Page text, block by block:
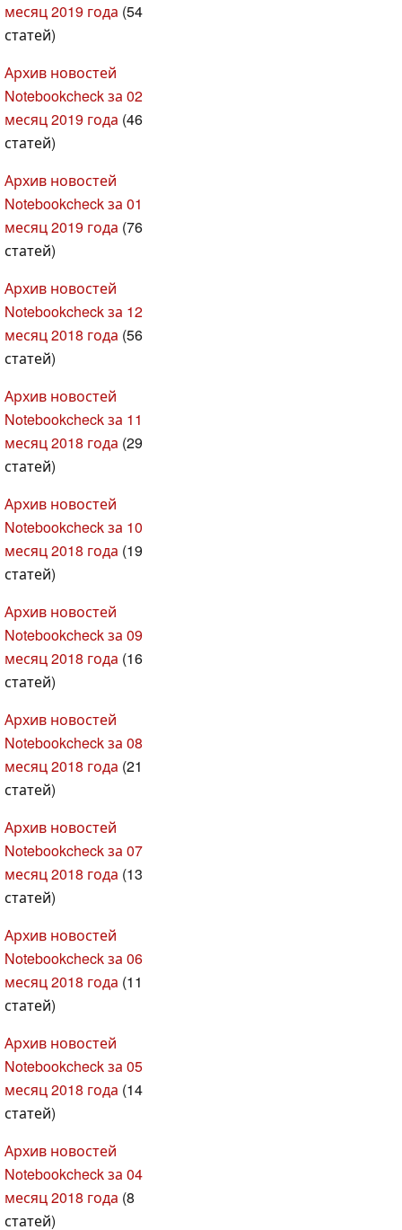
месяц 2019 года (54
статей)
Архив новостей
Notebookcheck за 02
месяц 2019 года (46
статей)
Архив новостей
Notebookcheck за 01
месяц 2019 года (76
статей)
Архив новостей
Notebookcheck за 12
месяц 2018 года (56
статей)
Архив новостей
Notebookcheck за 11
месяц 2018 года (29
статей)
Архив новостей
Notebookcheck за 10
месяц 2018 года (19
статей)
Архив новостей
Notebookcheck за 09
месяц 2018 года (16
статей)
Архив новостей
Notebookcheck за 08
месяц 2018 года (21
статей)
Архив новостей
Notebookcheck за 07
месяц 2018 года (13
статей)
Архив новостей
Notebookcheck за 06
месяц 2018 года (11
статей)
Архив новостей
Notebookcheck за 05
месяц 2018 года (14
статей)
Архив новостей
Notebookcheck за 04
месяц 2018 года (8
статей)